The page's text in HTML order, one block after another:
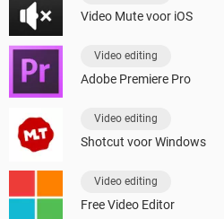
Video Mute voor iOS
Video editing
Adobe Premiere Pro
Video editing
Shotcut voor Windows
Video editing
Free Video Editor